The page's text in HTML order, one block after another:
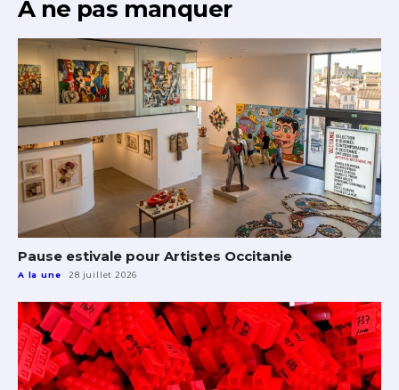
À ne pas manquer
Pause estivale pour Artistes Occitanie
A la une 28 juillet 2026